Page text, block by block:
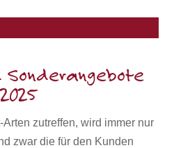
2025
zutreffen, wird immer nur
zwar die für den Kunden